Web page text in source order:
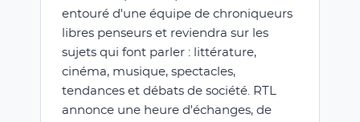
entouré d'une équipe de chroniqueurs
libres penseurs et reviendra sur les
sujets qui font parler : littérature,
cinéma, musique, spectacles,
tendances et débats de société. RTL
annonce une heure d'échanges, de